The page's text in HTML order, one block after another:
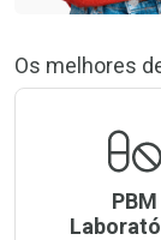
Os melhores
PBM